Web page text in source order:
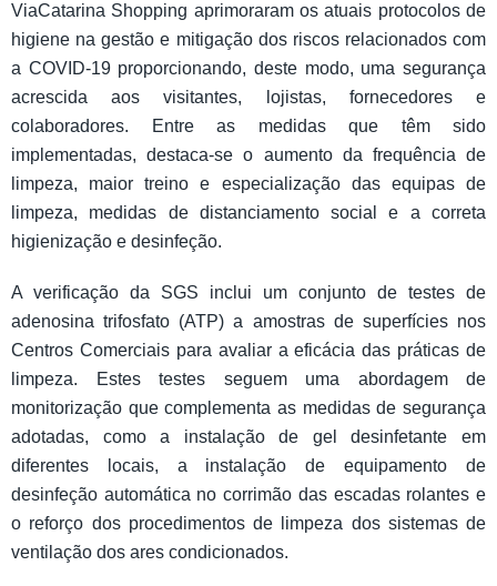
ViaCatarina Shopping aprimoraram os atuais protocolos de
higiene na gestão e mitigação dos riscos relacionados com
a COVID-19 proporcionando, deste modo, uma segurança
acrescida aos visitantes, lojistas, fornecedores e
colaboradores. Entre as medidas que têm sido
implementadas, destaca-se o aumento da frequência de
limpeza, maior treino e especialização das equipas de
limpeza, medidas de distanciamento social e a correta
higienização e desinfeção.
A verificação da SGS inclui um conjunto de testes de
adenosina trifosfato (ATP) a amostras de superfícies nos
Centros Comerciais para avaliar a eficácia das práticas de
limpeza. Estes testes seguem uma abordagem de
monitorização que complementa as medidas de segurança
adotadas, como a instalação de gel desinfetante em
diferentes locais, a instalação de equipamento de
desinfeção automática no corrimão das escadas rolantes e
o reforço dos procedimentos de limpeza dos sistemas de
ventilação dos ares condicionados.